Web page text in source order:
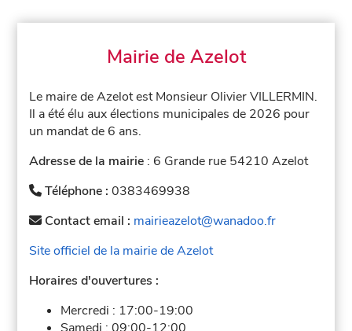
Mairie de Azelot
Le maire de Azelot est Monsieur Olivier VILLERMIN.
Il a été élu aux élections municipales de 2026 pour
un mandat de 6 ans.
Adresse de la mairie : 6 Grande rue 54210 Azelot
Téléphone :0383469938
Contact email : mairieazelot@wanadoo.fr
Site officiel de la mairie de Azelot
Horaires d'ouvertures :
Mercredi : 17:00-19:00